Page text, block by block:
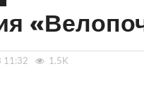
11:32 1.5K